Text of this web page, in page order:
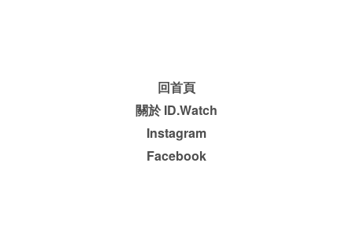
回首頁
關於 ID.Watch
Instagram
Facebook